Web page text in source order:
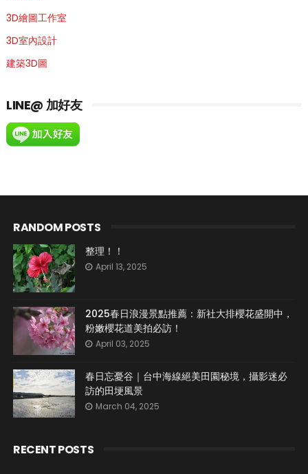
3D繪圖工作室
3D室內設計
建築3D圖
LINE@ 加好友
RANDOM POSTS
整理！！
April 13, 2025
2025春日浪漫景點推薦：新社大排櫻花盛開中，
粉嫩櫻花道美拍必訪！
April 03, 2025
春日忘憂谷｜台中海線絕美田園秘境，攝影迷必
訪的田埂風景
March 04, 2025
RECENT POSTS